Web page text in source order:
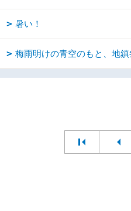
暑い！
梅雨明けの青空のもと、地